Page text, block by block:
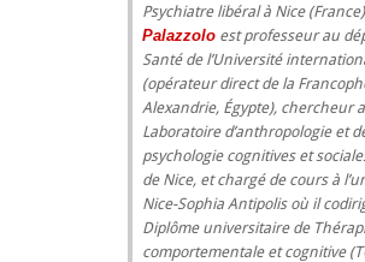
Psychiatre libéral à Nice
Palazzolo est professeur au
Santé de l’Université
(opérateur direct de la
Alexandrie, Égypte), chercheur
Laboratoire d’anthropologie et
psychologie cognitives et
de Nice, et chargé de cours à
Nice-Sophia Antipolis où il
Diplôme universitaire de
comportementale et cognitive